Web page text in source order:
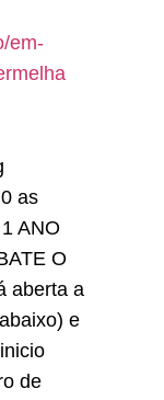
em-
as
ANO
O
aberta a
e
de